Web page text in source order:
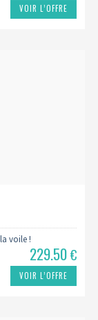
VOIR L’OFFRE
voile !
229.50€
VOIR L’OFFRE